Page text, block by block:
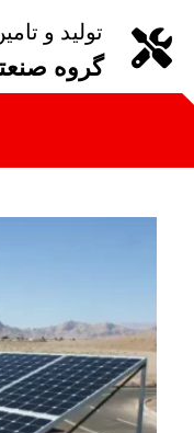
تولید و
گروه